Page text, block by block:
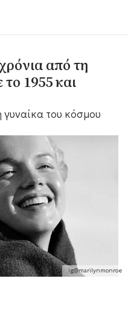
ig@marilynmonroe
από τη
το 1955 και
του κόσμου